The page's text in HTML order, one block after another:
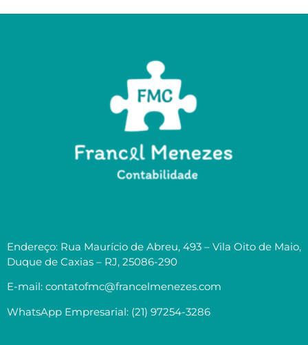
Endereço: Rua Maurício de Abreu, 493 – Vila Oito de Maio,
Duque de Caxias – RJ, 25086-290
E-mail: contatofmc@francelmenezes.com
WhatsApp Empresarial: (21) 97254-3286